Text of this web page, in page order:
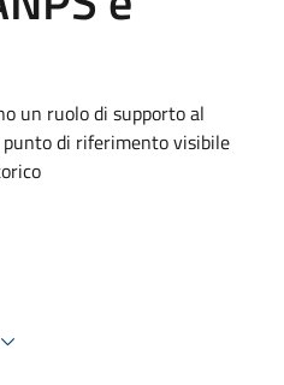
un ruolo di supporto al
di riferimento visibile